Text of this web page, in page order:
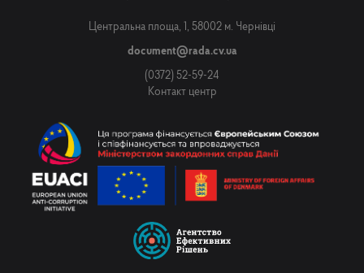
Центральна площа, 1, 58002 м. Чернівці
document@rada.cv.ua
(0372) 52-59-24
Контакт центр